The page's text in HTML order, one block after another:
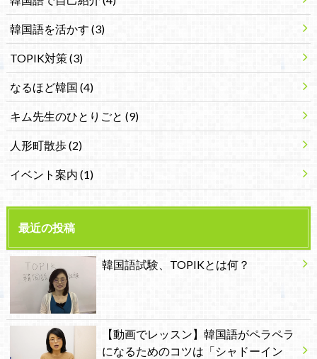
韓国語を活かす (3)
TOPIK対策(3)
なるほど韓国 (4)
キム先生のひとりごと (9)
人形町散歩(2)
イベント案内 (1)
最近の投稿
韓国語試験、TOPIKとは何？
【動画でレッスン】韓国語がペラペラ
になるためのコツは「シャドーイン